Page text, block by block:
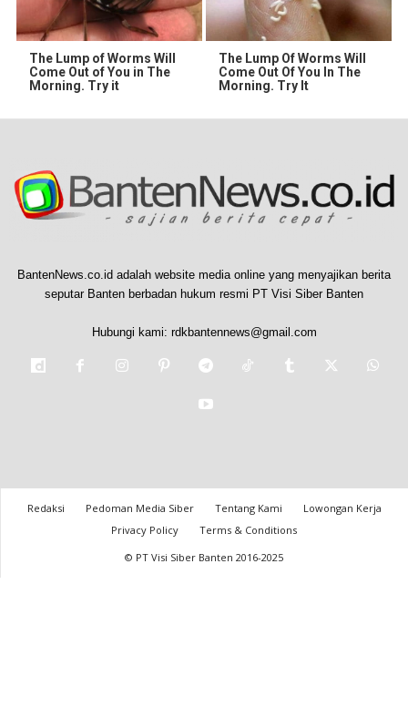
The Lump of Worms Will
Come Out of You in The
Morning. Try it
The Lump Of Worms Will
Come Out Of You In The
Morning. Try It
BantenNews.co.id adalah website media online yang menyajikan berita
seputar Banten berbadan hukum resmi PT Visi Siber Banten
Hubungi kami: rdkbantennews@gmail.com
Redaksi Pedoman Media Siber Tentang Kami
Lowongan Kerja
Privacy Policy
Terms & Conditions
© PT Visi Siber Banten 2016-2025